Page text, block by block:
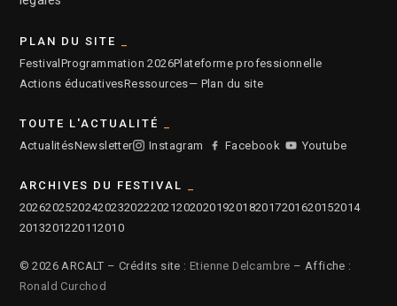
PLAN DU SITE
FestivalProgrammation 2026Plateforme professionnelle
Actions éducativesRessources— Plan du site
TOUTE L'ACTUALITÉ
ActualitésNewsletter Instagram Facebook Youtube
ARCHIVES DU FESTIVAL
2026202520242023202220212020201920182017201620152014
2013201220112010
© 2026 ARCALT – Crédits site : Etienne Delcambre – Affiche :
Ronald Curchod